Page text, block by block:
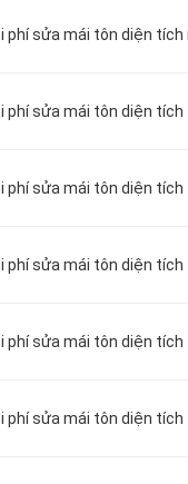
phí sửa mái tôn diện tích
phí sửa mái tôn diện tích
phí sửa mái tôn diện tích
phí sửa mái tôn diện tích
phí sửa mái tôn diện tích
phí sửa mái tôn diện tích